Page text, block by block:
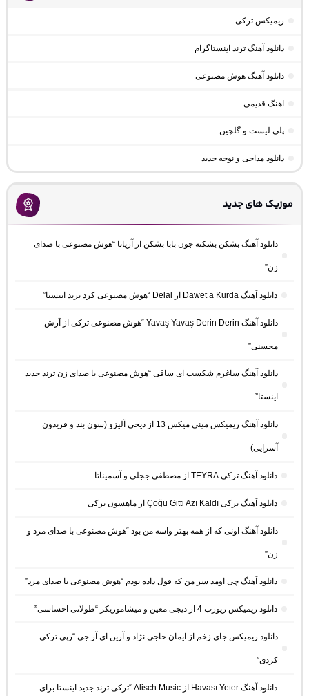
ریمیکس ترکی
دانلود آهنگ ترند اینستاگرام
دانلود آهنگ هوش مصنوعی
اهنگ قدیمی
پلی لیست و گلچین
دانلود مداحی و نوحه جدید
موزیک های جدید
دانلود آهنگ بشکن بشکنه جون بابا بشکن از آریانا “هوش مصنوعی با صدای
زن”
دانلود آهنگ Dawet a Kurda از Delal “هوش مصنوعی کرد ترند اینستا”
دانلود آهنگ Yavaş Yavaş Derin Derin “هوش مصنوعی ترکی از آرش
محسنی”
دانلود آهنگ ساغرم شکست ای ساقی “هوش مصنوعی با صدای زن ترند جدید
اینستا”
دانلود آهنگ ریمیکس مینی میکس 13 از دیجی آلیزو (سون بند و فریدون
آسرایی)
دانلود آهنگ ترکی TEYRA از مصطفی ججلی و آسمیناتا
دانلود آهنگ ترکی Çoğu Gitti Azı Kaldı از ماهسون ترکی
دانلود آهنگ اونی که از همه بهتر واسه من بود “هوش مصنوعی با صدای مرد و
زن”
دانلود آهنگ چی اومد سر من که قول داده بودم “هوش مصنوعی با صدای مرد”
دانلود ریمیکس ریورب 4 از دیجی معین و میشاموزیکز “طولانی احساسی”
دانلود ریمیکس جای زخم از ایمان حاجی نژاد و آرین ای آر جی “رپی ترکی
کردی”
دانلود آهنگ Havası Yeter از Alisch Music “ترکی ترند جدید اینستا برای